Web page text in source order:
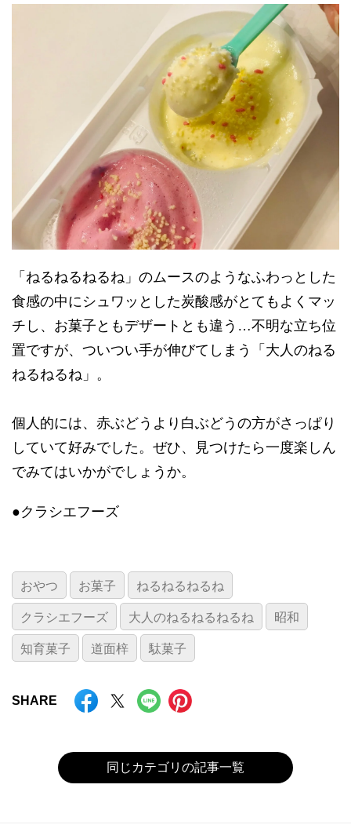
「ねるねるねるね」のムースのようなふわっとした
食感の中にシュワッとした炭酸感がとてもよくマッ
チし、お菓子ともデザートとも違う…不明な立ち位
置ですが、ついつい手が伸びてしまう「大人のねる
ねるねるね」。
個人的には、赤ぶどうより白ぶどうの方がさっぱり
していて好みでした。ぜひ、見つけたら一度楽しん
でみてはいかがでしょうか。
●クラシエフーズ
おやつ お菓子 ねるねるねるね
クラシエフーズ 大人のねるねるねるね 昭和
知育菓子 道面梓 駄菓子
SHARE
同じカテゴリの記事一覧